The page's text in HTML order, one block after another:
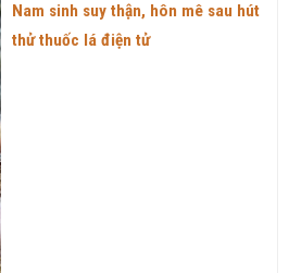
Nam sinh suy thận, hôn mê sau hút
thử thuốc lá điện tử